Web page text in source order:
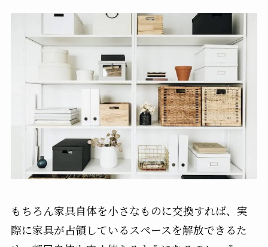
もちろん家具自体を小さなものに交換すれば、実
際に家具が占領しているスペースを解放できるた